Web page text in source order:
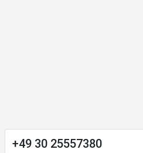
+49 30 25557380